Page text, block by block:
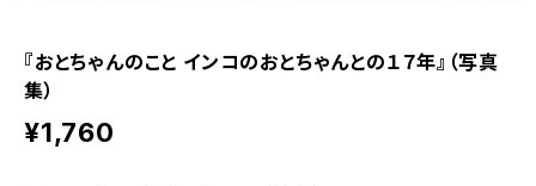
『おとちゃんのこと インコのおとちゃんとの１７年』（写真
集）
¥1,760